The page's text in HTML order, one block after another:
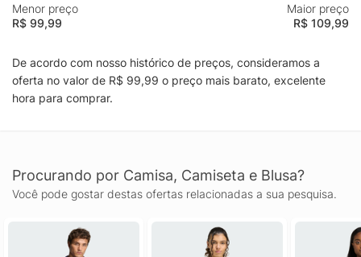
Menor preço
R$ 99,99
Maior preço
R$ 109,99
De acordo com nosso histórico de preços, consideramos a
oferta no valor de R$ 99,99 o preço mais barato, excelente
hora para comprar.
Procurando por Camisa, Camiseta e Blusa?
Você pode gostar destas ofertas relacionadas a sua pesquisa.